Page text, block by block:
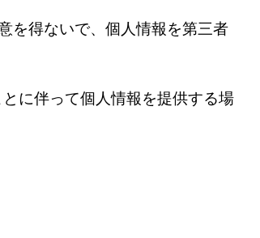
を得ないで、個人情報を第三者
に伴って個人情報を提供する場